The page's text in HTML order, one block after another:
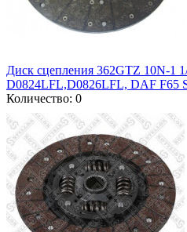
Диск сцепления 362GTZ 10N-1
D0824LFL,D0826LFL, DAF F65
Количество: 0